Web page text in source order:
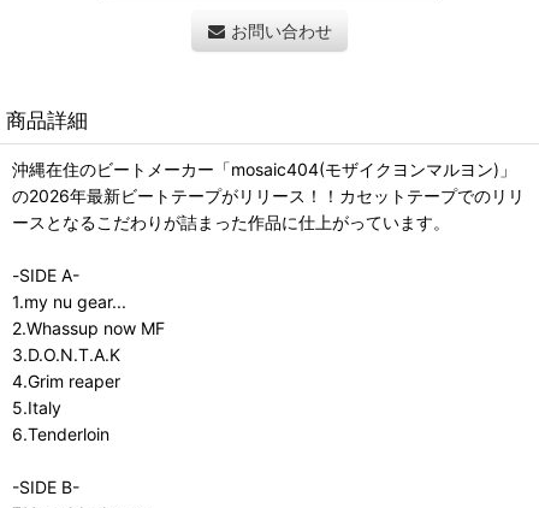
お問い合わせ
商品詳細
沖縄在住のビートメーカー「mosaic404(モザイクヨンマルヨン)」
の2026年最新ビートテープがリリース！！カセットテープでのリリ
ースとなるこだわりが詰まった作品に仕上がっています。
-SIDE A-
1.my nu gear...
2.Whassup now MF
3.D.O.N.T.A.K
4.Grim reaper
5.Italy
6.Tenderloin
-SIDE B-